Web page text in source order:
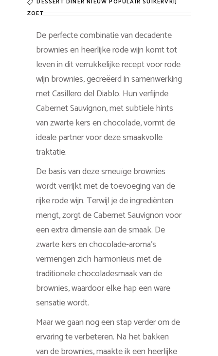
ZOET
De perfecte combinatie van decadente
brownies en heerlijke rode wijn komt tot
leven in dit verrukkelijke recept voor rode
wijn brownies, gecreëerd in samenwerking
met Casillero del Diablo. Hun verfijnde
Cabernet Sauvignon, met subtiele hints
van zwarte kers en chocolade, vormt de
ideale partner voor deze smaakvolle
traktatie.
De basis van deze smeuïge brownies
wordt verrijkt met de toevoeging van de
rijke rode wijn. Terwijl je de ingrediënten
mengt, zorgt de Cabernet Sauvignon voor
een extra dimensie aan de smaak. De
zwarte kers en chocolade-aroma’s
vermengen zich harmonieus met de
traditionele chocoladesmaak van de
brownies, waardoor elke hap een ware
sensatie wordt.
Maar we gaan nog een stap verder om de
ervaring te verbeteren. Na het bakken
van de brownies, maakte ik een heerlijke